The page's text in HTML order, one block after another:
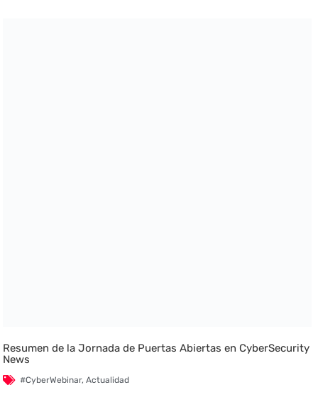
Resumen de la Jornada de Puertas Abiertas en CyberSecurity
News
#CyberWebinar,Actualidad